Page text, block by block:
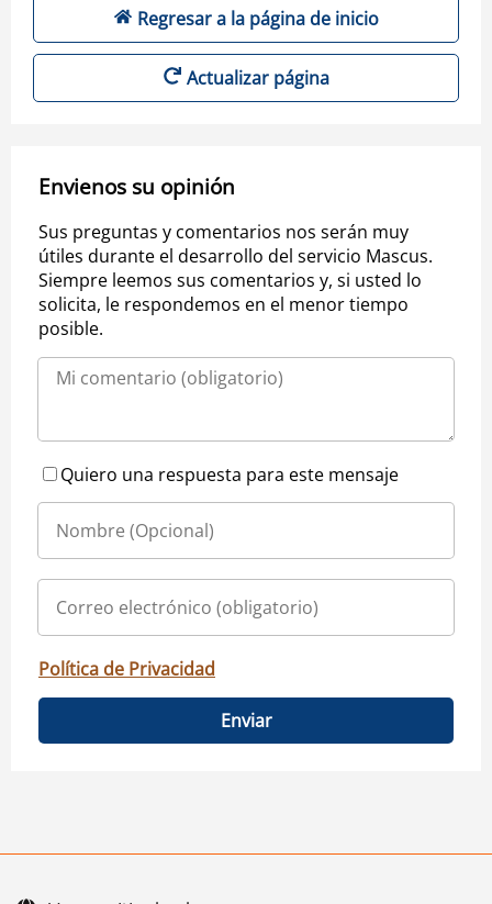
Regresar a la página de inicio
Actualizar página
Envienos su opinión
Sus preguntas y comentarios nos serán muy
útiles durante el desarrollo del servicio Mascus.
Siempre leemos sus comentarios y, si usted lo
solicita, le respondemos en el menor tiempo
posible.
Quiero una respuesta para este mensaje
Política de Privacidad
Enviar